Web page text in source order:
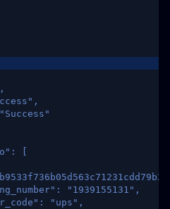
[
"1939155131",
"ups",